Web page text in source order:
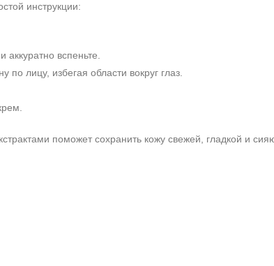
инструкции:
вспеньте.
лицу, избегая области вокруг глаз.
поможет сохранить кожу свежей, гладкой и